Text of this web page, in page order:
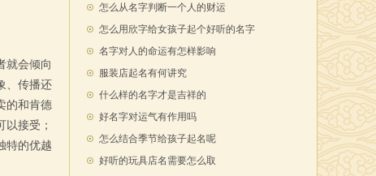
就会倾向
、传播还
的和肯德
接受；
特的优越
怎么从名字判断一个人的财运
怎么用欣字给女孩子起个好听的名字
名字对人的命运有怎样影响
服装店起名有何讲究
什么样的名字才是吉祥的
好名字对运气有作用吗
怎么结合季节给孩子起名呢
好听的玩具店名需要怎么取